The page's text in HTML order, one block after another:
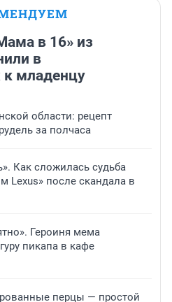
в 16» из
в
к младенцу
области: рецепт
за полчаса
Как сложилась судьба
Lexus» после скандала в
Героиня мема
пикапа в кафе
перцы — простой